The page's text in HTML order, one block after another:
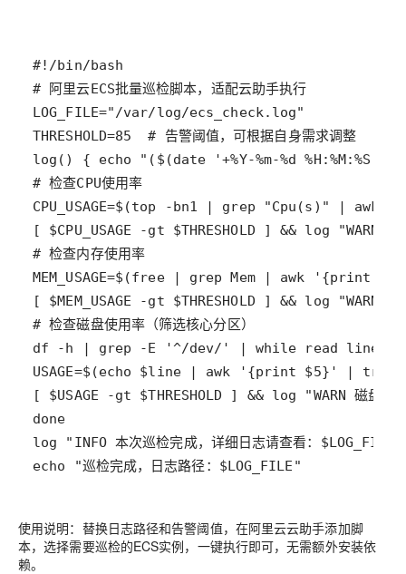
# 检查内存使用率
echo "巡检完成，日志路径：$LOG_FILE"
使用说明：替换日志路径和告警阈值，在阿里云云助手添加脚
本，选择需要巡检的ECS实例，一键执行即可，无需额外安装依
赖。